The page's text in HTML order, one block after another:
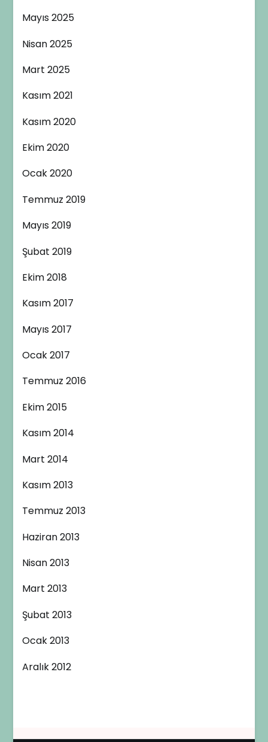
Mayıs 2025
Nisan 2025
Mart 2025
Kasım 2021
Kasım 2020
Ekim 2020
Ocak 2020
Temmuz 2019
Mayıs 2019
Şubat 2019
Ekim 2018
Kasım 2017
Mayıs 2017
Ocak 2017
Temmuz 2016
Ekim 2015
Kasım 2014
Mart 2014
Kasım 2013
Temmuz 2013
Haziran 2013
Nisan 2013
Mart 2013
Şubat 2013
Ocak 2013
Aralık 2012